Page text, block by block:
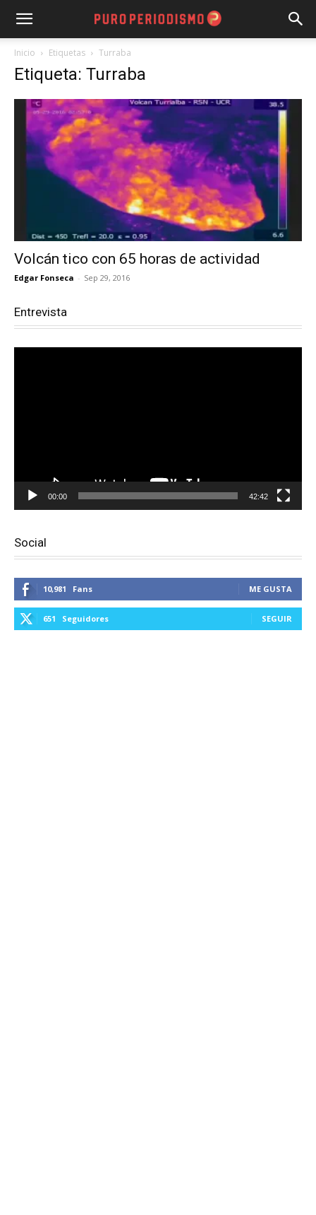
Inicio Etiquetas Turraba
Etiqueta: Turraba
Volcán tico con 65 horas de actividad
Edgar Fonseca - Sep 29, 2016
Entrevista
00:00 42:42
Social
10,981 Fans ME GUSTA
651 Seguidores SEGUIR